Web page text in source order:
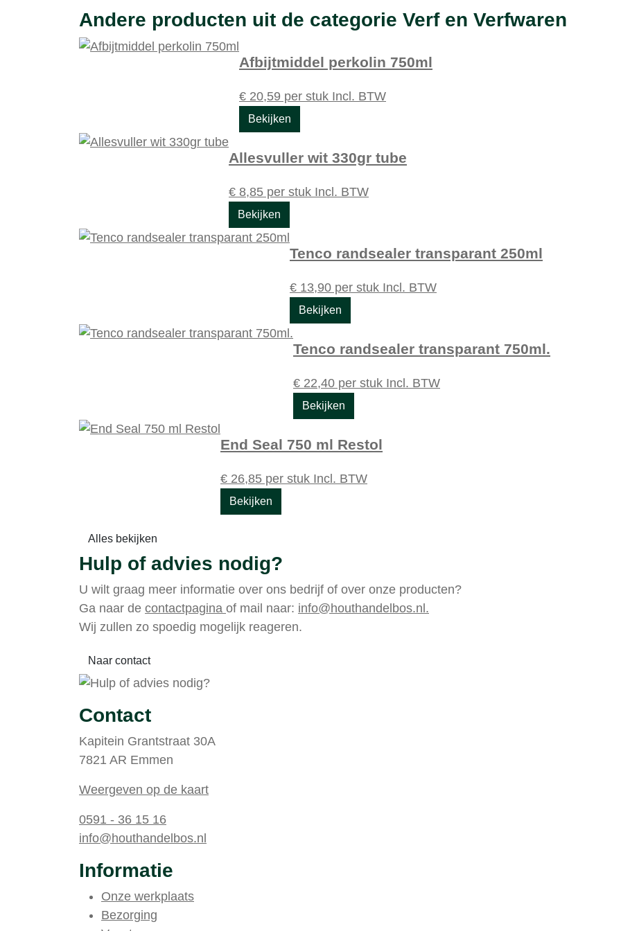
Andere producten uit de categorie Verf en Verfwaren
Afbijtmiddel perkolin 750ml
€ 20,59 per stuk Incl. BTW
Bekijken
Allesvuller wit 330gr tube
€ 8,85 per stuk Incl. BTW
Bekijken
Tenco randsealer transparant 250ml
€ 13,90 per stuk Incl. BTW
Bekijken
Tenco randsealer transparant 750ml.
€ 22,40 per stuk Incl. BTW
Bekijken
End Seal 750 ml Restol
€ 26,85 per stuk Incl. BTW
Bekijken
Alles bekijken
Hulp of advies nodig?
U wilt graag meer informatie over ons bedrijf of over onze producten?
Ga naar de contactpagina of mail naar: info@houthandelbos.nl.
Wij zullen zo spoedig mogelijk reageren.
Naar contact
Contact
Kapitein Grantstraat 30A
7821 AR Emmen
Weergeven op de kaart
0591 - 36 15 16
info@houthandelbos.nl
Informatie
Onze werkplaats
Bezorging